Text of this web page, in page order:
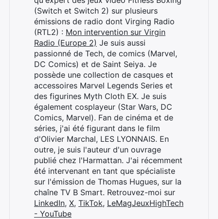
(Switch et Switch 2) sur plusieurs
émissions de radio dont Virging Radio
(RTL2) : Mon intervention sur Virgin
Radio (Europe 2) Je suis aussi
passionné de Tech, de comics (Marvel,
DC Comics) et de Saint Seiya. Je
possède une collection de casques et
accessoires Marvel Legends Series et
des figurines Myth Cloth EX. Je suis
également cosplayeur (Star Wars, DC
Comics, Marvel). Fan de cinéma et de
séries, j'ai été figurant dans le film
d'Olivier Marchal, LES LYONNAIS. En
outre, je suis l'auteur d'un ouvrage
publié chez l'Harmattan. J'ai récemment
été intervenant en tant que spécialiste
sur l'émission de Thomas Hugues, sur la
chaîne TV B Smart. Retrouvez-moi sur
LinkedIn, X, TikTok, LeMagJeuxHighTech
- YouTube